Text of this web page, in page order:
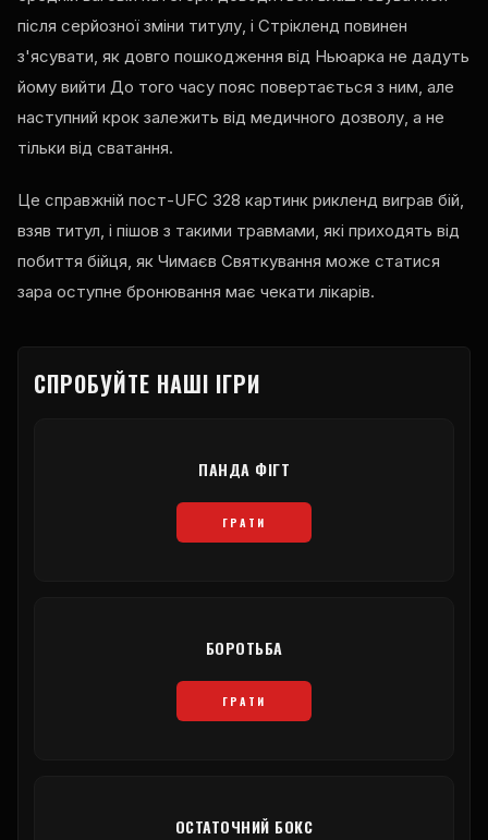
після серйозної зміни титулу, і Стрікленд повинен
з'ясувати, як довго пошкодження від Ньюарка не дадуть
йому вийти До того часу пояс повертається з ним, але
наступний крок залежить від медичного дозволу, а не
тільки від сватання.
Це справжній пост-UFC 328 картинк рикленд виграв бій,
взяв титул, і пішов з такими травмами, які приходять від
побиття бійця, як Чимаєв Святкування може статися
зара оступне бронювання має чекати лікарів.
СПРОБУЙТЕ НАШІ ІГРИ
ПАНДА ФІГТ
ГРАТИ
БОРОТЬБА
ГРАТИ
ОСТАТОЧНИЙ БОКС